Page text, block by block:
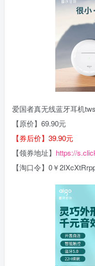
爱国者真无线蓝牙耳机
【原价】69.90元
【券后价】39.90元
【领券地址】 https://
【淘口令】0￥